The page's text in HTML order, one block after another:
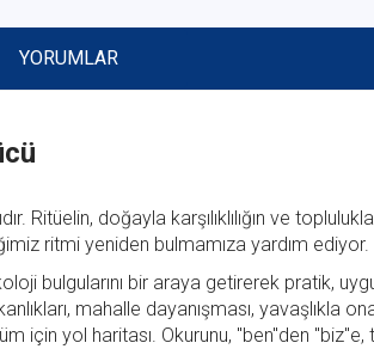
YORUMLAR
Ritüelin, doğayla karşılıklılığın ve
ritmi yeniden bulmamıza yardım ediyor.
bulgularını bir araya getirerek pratik,
mahalle dayanışması, yavaşlıkla
yol haritası. Okurunu, "ben"den "biz"e,